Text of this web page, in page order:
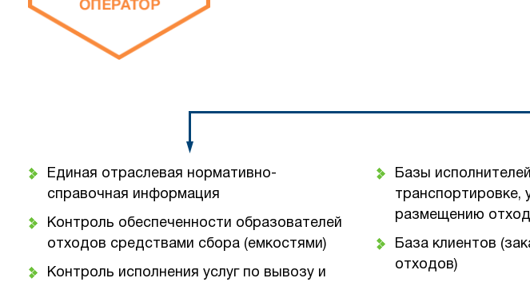
Единая отраслевая нормативно-
справочная информация
Контроль обеспеченности образователей
отходов средствами сбора (емкостями)
Контроль исполнения услуг по вывозу и
Базы
транспортировке,
размещению
База клиентов
отходов)